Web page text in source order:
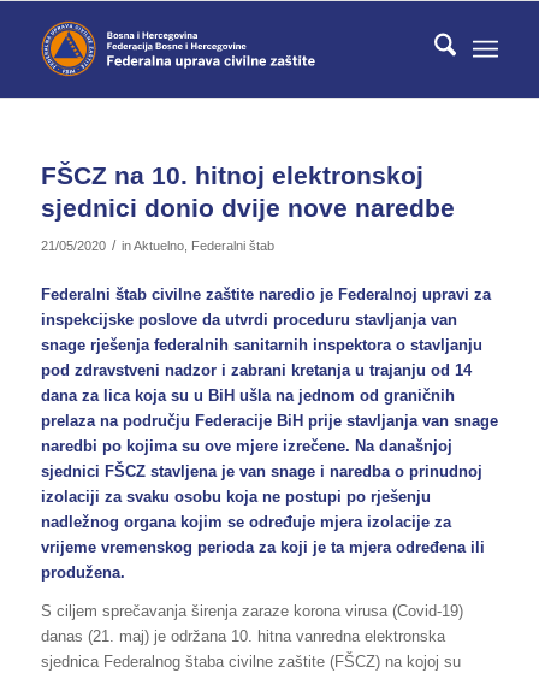
FŠCZ na 10. hitnoj elektronskoj
sjednici donio dvije nove naredbe
21/05/2020 / inAktuelno, Federalni štab
Federalni štab civilne zaštite naredio je Federalnoj upravi za
inspekcijske poslove da utvrdi proceduru stavljanja van
snage rješenja federalnih sanitarnih inspektora o stavljanju
pod zdravstveni nadzor i zabrani kretanja u trajanju od 14
dana za lica koja su u BiH ušla na jednom od graničnih
prelaza na području Federacije BiH prije stavljanja van snage
naredbi po kojima su ove mjere izrečene. Na današnjoj
sjednici FŠCZ stavljena je van snage i naredba o prinudnoj
izolaciji za svaku osobu koja ne postupi po rješenju
nadležnog organa kojim se određuje mjera izolacije za
vrijeme vremenskog perioda za koji je ta mjera određena ili
produžena.
S ciljem sprečavanja širenja zaraze korona virusa (Covid-19)
danas (21. maj) je održana 10. hitna vanredna elektronska
sjednica Federalnog štaba civilne zaštite (FŠCZ) na kojoj su